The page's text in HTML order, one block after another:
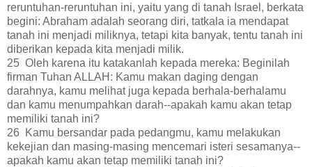
reruntuhan-reruntuhan ini, yaitu yang di tanah Israel, berkata
begini: Abraham adalah seorang diri, tatkala ia mendapat
tanah ini menjadi miliknya, tetapi kita banyak, tentu tanah ini
diberikan kepada kita menjadi milik.
25 Oleh karena itu katakanlah kepada mereka: Beginilah
firman Tuhan ALLAH: Kamu makan daging dengan
darahnya, kamu melihat juga kepada berhala-berhalamu
dan kamu menumpahkan darah--apakah kamu akan tetap
memiliki tanah ini?
26 Kamu bersandar pada pedangmu, kamu melakukan
kekejian dan masing-masing mencemari isteri sesamanya--
apakah kamu akan tetap memiliki tanah ini?